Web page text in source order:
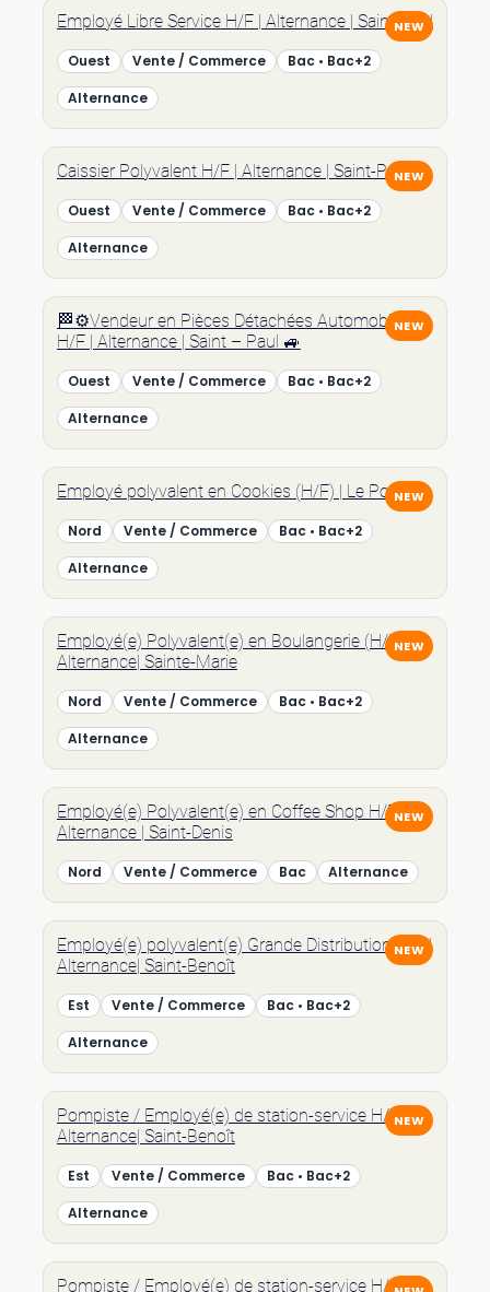
Employé Libre Service H/F | Alternance | Saint-Paul
Ouest Vente / Commerce
Bac • Bac+2
Alternance
Caissier Polyvalent H/F | Alternance | Saint-Paul
Ouest Vente / Commerce
Bac • Bac+2
Alternance
🏁⚙️Vendeur en Pièces Détachées Automobile
H/F | Alternance | Saint – Paul 🚙
Ouest Vente / Commerce
Bac • Bac+2
Alternance
Employé polyvalent en Cookies (H/F) | Le Port
Nord Vente / Commerce
Bac • Bac+2
Alternance
Employé(e) Polyvalent(e) en Boulangerie (H/F) |
Alternance| Sainte-Marie
Nord Vente / Commerce
Bac • Bac+2
Alternance
Employé(e) Polyvalent(e) en Coffee Shop H/F |
Alternance | Saint-Denis
Nord Vente / Commerce Bac Alternance
Employé(e) polyvalent(e) Grande Distribution H/F |
Alternance| Saint-Benoît
Est Vente / Commerce
Bac • Bac+2
Alternance
Pompiste / Employé(e) de station-service H/F |
Alternance| Saint-Benoît
Est Vente / Commerce
Bac • Bac+2
Alternance
Pompiste / Employé(e) de station-service H/F |